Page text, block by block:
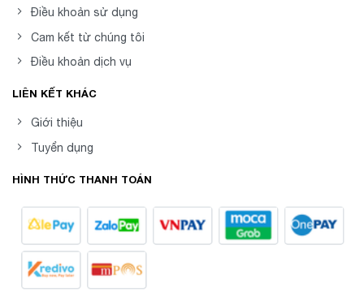
Điều khoản sử dụng
Cam kết từ chúng tôi
Điều khoản dịch vụ
LIÊN KẾT KHÁC
Giới thiệu
Tuyển dụng
HÌNH THỨC THANH TOÁN